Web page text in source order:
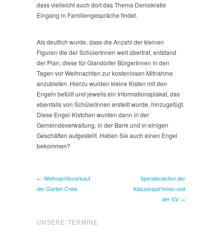
dass vielleicht auch dort das Thema Demokratie
Eingang in Familiengespräche findet.
Als deutlich wurde, dass die Anzahl der kleinen
Figuren die der SchülerInnen weit übertraf, entstand
der Plan, diese für Glandorfer BürgerInnen in den
Tagen vor Weihnachten zur kostenlosen Mitnahme
anzubieten. Hierzu wurden kleine Kisten mit den
Engeln befüllt und jeweils ein Informationsplakat, das
ebenfalls von SchülerInnen erstellt wurde, hinzugefügt.
Diese Engel-Kistchen wurden dann in der
Gemeindeverwaltung, in der Bank und in einigen
Geschäften aufgestellt. Haben Sie auch einen Engel
bekommen?
← Weihnachtsverkauf
der Garten Crew
Spendenaktion der
Klassenpat*innen und
der SV →
UNSERE TERMINE